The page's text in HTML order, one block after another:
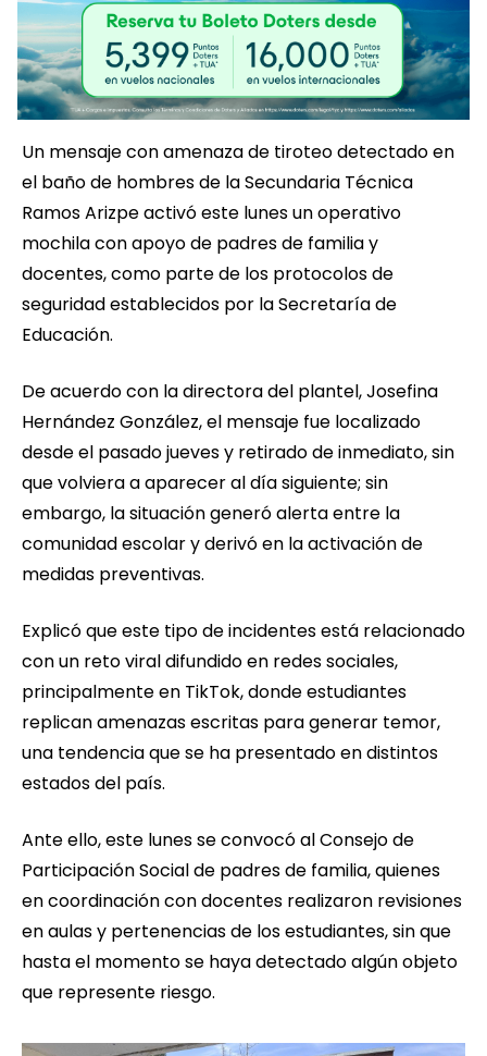
Un mensaje con amenaza de tiroteo detectado en
el baño de hombres de la Secundaria Técnica
Ramos Arizpe activó este lunes un operativo
mochila con apoyo de padres de familia y
docentes, como parte de los protocolos de
seguridad establecidos por la Secretaría de
Educación.
De acuerdo con la directora del plantel, Josefina
Hernández González, el mensaje fue localizado
desde el pasado jueves y retirado de inmediato, sin
que volviera a aparecer al día siguiente; sin
embargo, la situación generó alerta entre la
comunidad escolar y derivó en la activación de
medidas preventivas.
Explicó que este tipo de incidentes está relacionado
con un reto viral difundido en redes sociales,
principalmente en TikTok, donde estudiantes
replican amenazas escritas para generar temor,
una tendencia que se ha presentado en distintos
estados del país.
Ante ello, este lunes se convocó al Consejo de
Participación Social de padres de familia, quienes
en coordinación con docentes realizaron revisiones
en aulas y pertenencias de los estudiantes, sin que
hasta el momento se haya detectado algún objeto
que represente riesgo.